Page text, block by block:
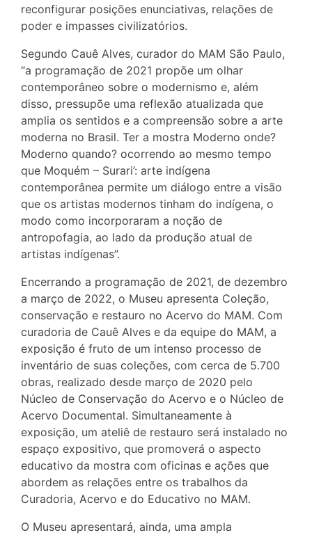
reconfigurar posições enunciativas, relações de
poder e impasses civilizatórios.
Segundo Cauê Alves, curador do MAM São Paulo,
“a programação de 2021 propõe um olhar
contemporâneo sobre o modernismo e, além
disso, pressupõe uma reflexão atualizada que
amplia os sentidos e a compreensão sobre a arte
moderna no Brasil. Ter a mostra Moderno onde?
Moderno quando? ocorrendo ao mesmo tempo
que Moquém – Surari’: arte indígena
contemporânea permite um diálogo entre a visão
que os artistas modernos tinham do indígena, o
modo como incorporaram a noção de
antropofagia, ao lado da produção atual de
artistas indígenas”.
Encerrando a programação de 2021, de dezembro
a março de 2022, o Museu apresenta Coleção,
conservação e restauro no Acervo do MAM. Com
curadoria de Cauê Alves e da equipe do MAM, a
exposição é fruto de um intenso processo de
inventário de suas coleções, com cerca de 5.700
obras, realizado desde março de 2020 pelo
Núcleo de Conservação do Acervo e o Núcleo de
Acervo Documental. Simultaneamente à
exposição, um ateliê de restauro será instalado no
espaço expositivo, que promoverá o aspecto
educativo da mostra com oficinas e ações que
abordem as relações entre os trabalhos da
Curadoria, Acervo e do Educativo no MAM.
O Museu apresentará, ainda, uma ampla